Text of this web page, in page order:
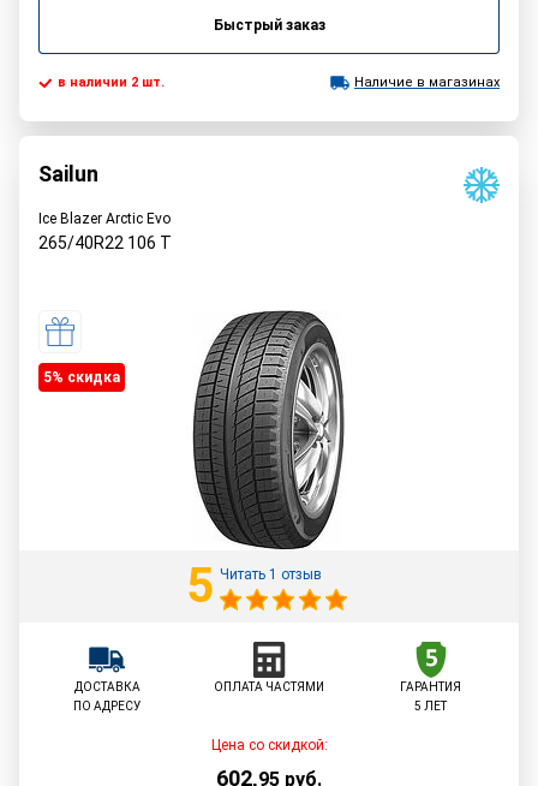
Быстрый заказ
в наличии 2 шт. Наличие в магазинах
Sailun
Ice Blazer Arctic Evo
265/40R22 106 T
5% cкидка
5 Читать 1 отзыв
ДОСТАВКА
ПО АДРЕСУ
ОПЛАТА ЧАСТЯМИ
ГАРАНТИЯ
5 ЛЕТ
Цена со скидкой:
602,95 руб.